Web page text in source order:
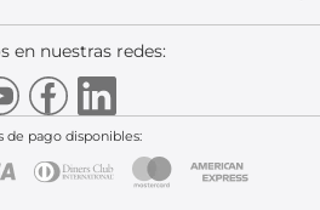
en nuestras redes:
de pago disponibles: